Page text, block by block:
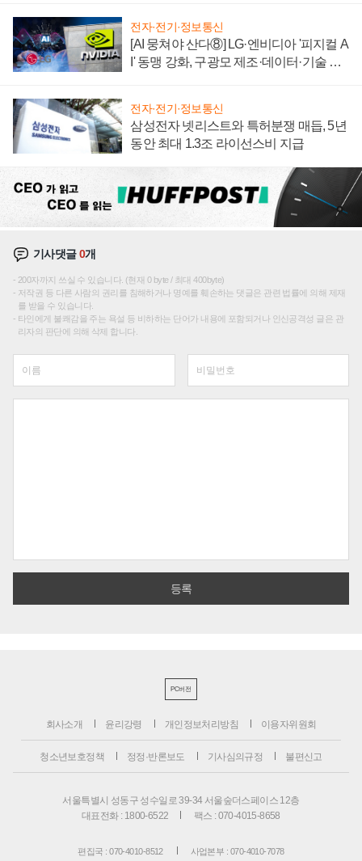
전자·전기·정보통신
[AI 뭉쳐야 산다⑧] LG·엔비디아 '피지컬 A
I' 동맹 강화, 구광모 제조·데이터·기술 결
전자·전기·정보통신
삼성전자 넷리스트와 특허분쟁 매듭, 5년
동안 최대 1.3조 라이선스비 지급
기사댓글0개
200자까지 쓰실 수 있습니다. (현재 0 byte / 최대 400byte)
저작권 등 다른 사람의 권리를 침해하거나 명예를 훼손하는 댓글은 관련 법률에 의해 제재
를 받을 수 있습니다.
타인에게 불쾌감을 주는 욕설 등 비하하는 단어가 내용에 포함되거나 인신공격성 글은 관
리자의 판단에 의해 삭제 합니다.
PC버전
회사소개 윤리강령 개인정보처리방침 이용자위원회
청소년보호정책 정정·반론보도 기사심의규정 불편신고
서울특별시 성동구 성수일로 39-34 서울숲더스페이스 12층
대표전화 : 1800-6522
팩스 : 070-4015-8658
편집국 : 070-4010-8512 사업본부 : 070-4010-7078